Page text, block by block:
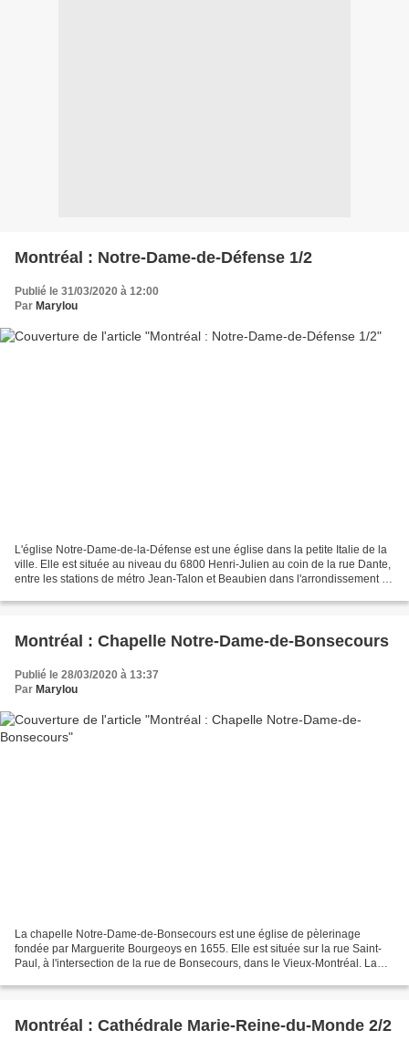
Montréal : Notre-Dame-de-Défense 1/2
Publié le 31/03/2020 à 12:00
Par Marylou
L'église Notre-Dame-de-la-Défense est une église dans la petite Italie de la
ville. Elle est située au niveau du 6800 Henri-Julien au coin de la rue Dante,
entre les stations de métro Jean-Talon et Beaubien dans l'arrondissement de
Montréal : Chapelle Notre-Dame-de-Bonsecours
Publié le 28/03/2020 à 13:37
Par Marylou
La chapelle Notre-Dame-de-Bonsecours est une église de pèlerinage
fondée par Marguerite Bourgeoys en 1655. Elle est située sur la rue Saint-
Paul, à l'intersection de la rue de Bonsecours, dans le Vieux-Montréal. La
Montréal : Cathédrale Marie-Reine-du-Monde 2/2